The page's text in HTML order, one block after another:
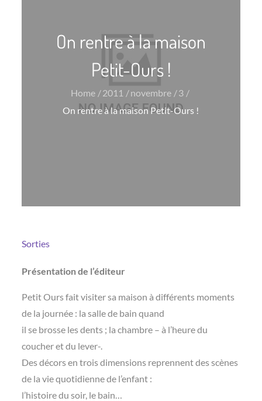
On rentre à la maison
Petit-Ours !
Home 2011 novembre
3
On rentre à la maison Petit-Ours !
Sorties
Présentation de l’éditeur
Petit Ours fait visiter sa maison à différents moments
de la journée : la salle de bain quand
il se brosse les dents ; la chambre – à l’heure du
coucher et du lever-.
Des décors en trois dimensions reprennent des scènes
de la vie quotidienne de l’enfant :
l’histoire du soir, le bain…